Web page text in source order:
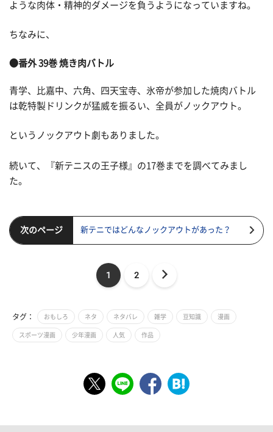
ような肉体・精神的ダメージを負うようになっていますね。
ちなみに、
●番外 39巻 焼き肉バトル
青学、比嘉中、六角、四天宝寺、氷帝が参加した焼肉バトル
は乾特製ドリンクが猛威を振るい、全員がノックアウト。
というノックアウト劇もありました。
続いて、『新テニスの王子様』の17巻までを調べてみまし
た。
次のページ 新テニではどんなノックアウトがあった？
1 2
タグ： おもしろ ネタ ネタバレ 雑学 豆知識 漫画
スポーツ漫画 少年漫画 人気 作品